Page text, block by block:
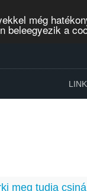
még
beleegyezik a
meg tudja